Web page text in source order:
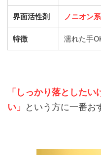
界面活性剤 ノニオン系
特徴 濡れた手
「 しっかり落としたい
い 」 という方に一番お